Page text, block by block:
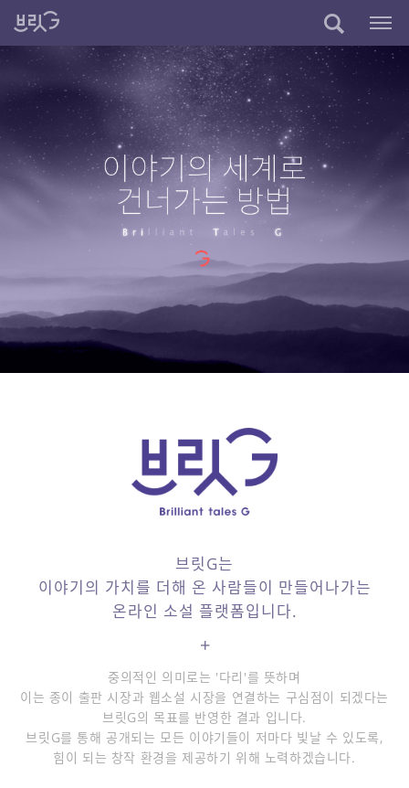
브릿G는
이야기의 가치를 더해 온 사람들이 만들어나가는
온라인 소설 플랫폼입니다.
+
중의적인 의미로는 '다리'를 뜻하며
이는 종이 출판 시장과 웹소설 시장을 연결하는 구심점이 되겠다는
브릿G의 목표를 반영한 결과 입니다.
브릿G를 통해 공개되는 모든 이야기들이 저마다 빛날 수 있도록,
힘이 되는 창작 환경을 제공하기 위해 노력하겠습니다.